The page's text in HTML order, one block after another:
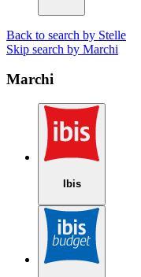
Back to search by Stelle
Skip search by Marchi
Marchi
Ibis